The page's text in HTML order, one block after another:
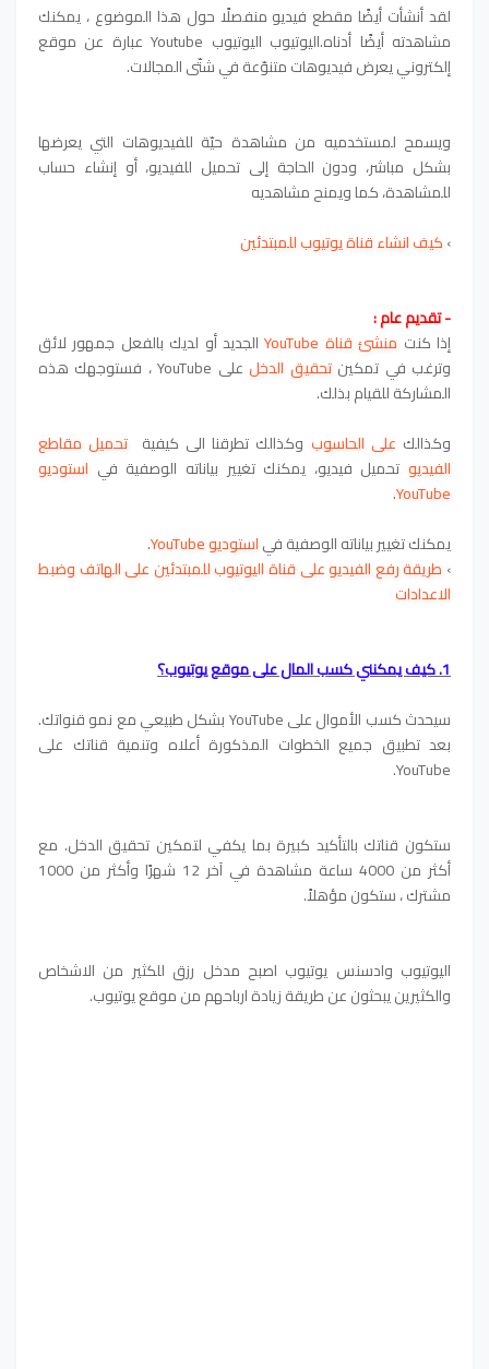
لقد أنشأت أيضًا مقطع فيديو منفصلًا حول هذا الموضوع ، يمكنك
مشاهدته أيضًا أدناه.
اليوتيوب اليوتيوب Youtube عبارة عن موقع
إلكتروني يعرض فيديوهات متنوّعة في شتّى المجالات.
ويسمح لمستخدميه من مشاهدة حيّة للفيديوهات التي يعرضها
بشكل مباشر، ودون الحاجة إلى تحميل للفيديو، أو إنشاء حساب
للمشاهدة، كما ويمنح مشاهديه
›كيف انشاء قناة يوتيوب للمبتدئين
- تقديم عام :
إذا كنت منشئ قناة YouTube
الجديد أو لديك بالفعل جمهور لائق
وترغب في تمكينتحقيق الدخل
على YouTube ، فستوجهك هذه
المشاركة للقيام بذلك.
وكذالك على الحاسوب وكذالك تطرقنا الى كيفية تحميل مقاطع
الفيديو تحميل فيديو، يمكنك تغيير بياناته الوصفية في استوديو
YouTube
.
يمكنك تغيير بياناته الوصفية فياستوديو YouTube
.
› طريقة رفع الفيديو على قناة اليوتيوب للمبتدئين على الهاتف وضبط
الاعدادات
1. كيف يمكنني كسب المال على موقع يوتيوب؟
سيحدث كسب الأموال على YouTube بشكل طبيعي مع نمو قنواتك.
بعد تطبيق جميع الخطوات المذكورة أعلاه وتنمية قناتك على
YouTube.
ستكون قناتك بالتأكيد كبيرة بما يكفي لتمكين تحقيق الدخل. مع
أكثر من 4000 ساعة مشاهدة في آخر 12 شهرًا وأكثر من 1000
مشترك ، ستكون مؤهلاً.
اليوتيوب وادسنس يوتيوب اصبح مدخل رزق للكثير من الاشخاص
والكثيرين يبحثون عن طريقة زيادة ارباحهم من موقع يوتيوب.